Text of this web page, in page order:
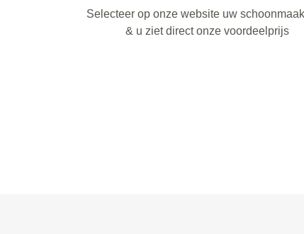
Selecteer op onze website uw
& u ziet direct onze voordeelprijs